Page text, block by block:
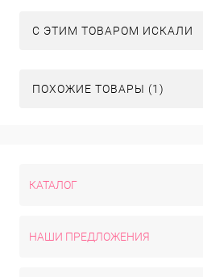
C ЭТИМ ТОВАРОМ ИСКАЛИ
ПОХОЖИЕ ТОВАРЫ (1)
КАТАЛОГ
НАШИ ПРЕДЛОЖЕНИЯ